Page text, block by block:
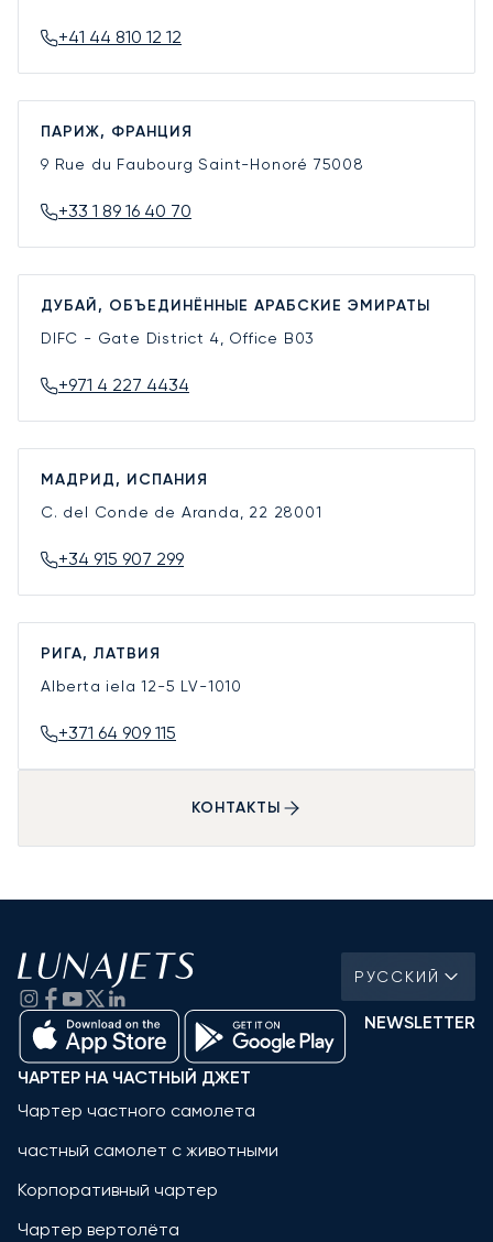
+41 44 810 12 12
ПАРИЖ, ФРАНЦИЯ
9 Rue du Faubourg Saint-Honoré 75008
+33 1 89 16 40 70
ДУБАЙ, ОБЪЕДИНЁННЫЕ АРАБСКИЕ ЭМИРАТЫ
DIFC - Gate District 4, Office B03
+971 4 227 4434
МАДРИД, ИСПАНИЯ
C. del Conde de Aranda, 22 28001
+34 915 907 299
РИГА, ЛАТВИЯ
Alberta iela 12-5 LV-1010
+371 64 909 115
КОНТАКТЫ
РУССКИЙ
NEWSLETTER
ЧАРТЕР НА ЧАСТНЫЙ ДЖЕТ
Чартер частного самолета
частный самолет с животными
Корпоративный чартер
Чартер вертолёта